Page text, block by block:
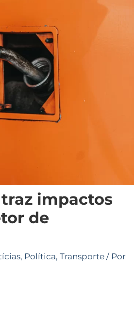
impactos
de
, Política, Transporte / Por